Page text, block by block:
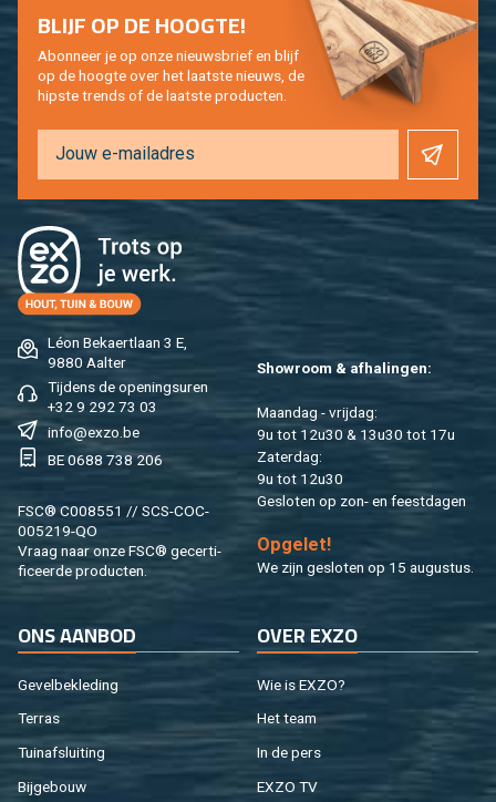
Léon Be­kaert­laan 3 E,
9880 Aal­ter
Tij­dens de ope­nings­uren
+32 9 292 73 03
info@​exzo.​be
BE 0688 738 206
FSC® C008551 // SCS-COC-
005219-QO
Vraag naar onze FSC® ge­cer­ti­
fi­ceer­de pro­duc­ten.
Show­room & af­ha­lin­gen:
Maan­dag - vrij­dag:
9u tot 12u30 & 13u30 tot 17u
Za­ter­dag:
9u tot 12u30
Ge­slo­ten op zon- en feest­da­gen
Op­ge­let!
We zijn ge­slo­ten op 15 au­gus­tus.
BLIJF OP DE HOOG­TE!
Abon­neer je op onze nieuws­brief en blijf
op de hoog­te over het laat­ste nieuws, de
hip­s­te trends of de laat­ste pro­duc­ten.
ONS AAN­BOD
Ge­vel­be­kle­ding
Ter­ras
Tuin­af­slui­ting
Bij­ge­bouw
OVER EXZO
Wie is EXZO?
Het team
In de pers
EXZO TV